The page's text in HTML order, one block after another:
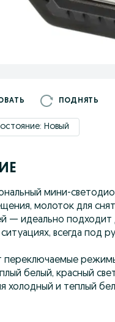
ПОДНЯТЬ
Новый
мини-
молоток для
— идеально подходит
всегда под
белый, красный
холодный и теплый